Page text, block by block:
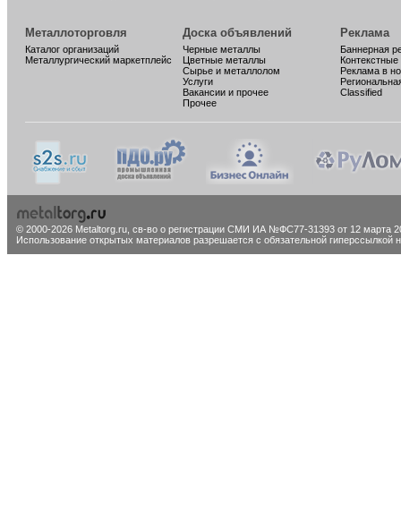
Металлоторговля
Каталог организаций
Металлургический маркетплейс
Доска объявлений
Черные металлы
Цветные металлы
Сырье и металлолом
Услуги
Вакансии и прочее
Прочее
Реклама
Баннерная
Реклама в
Classified
© 2000-2026 Metaltorg.ru, св-во о регистрации СМИ ИА №ФС77-31393 от 12 марта
Использование открытых материалов разрешается с обязательной гиперссылкой